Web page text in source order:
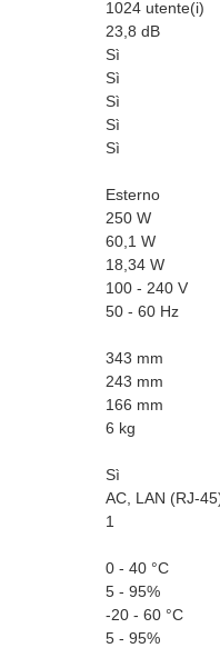
1024 utente(i)
23,8 dB
Sì
Sì
Sì
Sì
Sì
Esterno
250 W
60,1 W
18,34 W
100 - 240 V
50 - 60 Hz
343 mm
243 mm
166 mm
6 kg
Sì
AC, LAN (RJ-
1
0 - 40 °C
5 - 95%
-20 - 60 °C
5 - 95%